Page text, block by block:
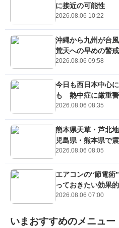
に接近の可能性
2026.08.06 10:22
沖縄から九州が台
荒天への早めの警
2026.08.06 09:58
今日も西日本中心
も 熱中症に厳重
2026.08.06 08:35
熊本県天草・芦北
児島県・熊本県で
2026.08.06 08:05
エアコンの“節電
っておきたい効果
2026.08.06 07:00
いまおすすめのメニュー